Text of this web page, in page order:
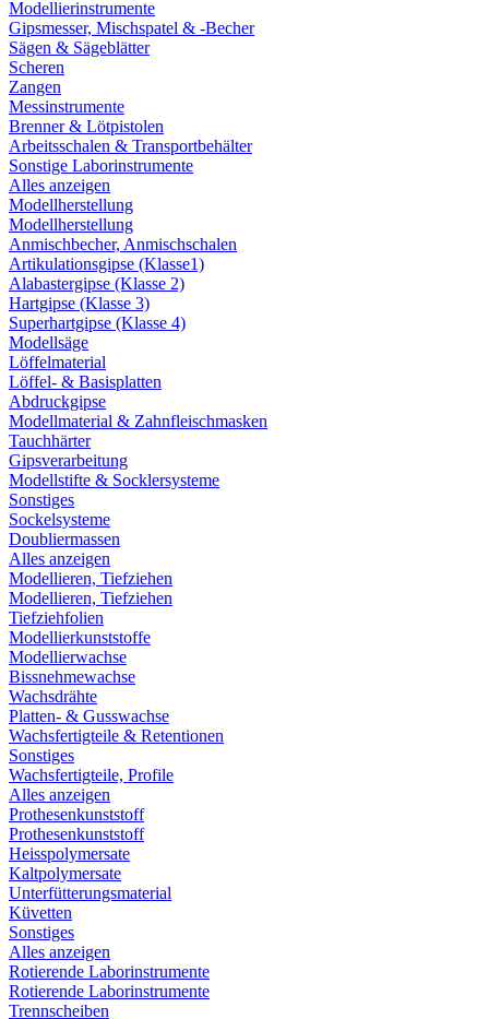
Modellierinstrumente
Gipsmesser, Mischspatel & -Becher
Sägen & Sägeblätter
Scheren
Zangen
Messinstrumente
Brenner & Lötpistolen
Arbeitsschalen & Transportbehälter
Sonstige Laborinstrumente
Alles anzeigen
Modellherstellung
Modellherstellung
Anmischbecher, Anmischschalen
Artikulationsgipse (Klasse1)
Alabastergipse (Klasse 2)
Hartgipse (Klasse 3)
Superhartgipse (Klasse 4)
Modellsäge
Löffelmaterial
Löffel- & Basisplatten
Abdruckgipse
Modellmaterial & Zahnfleischmasken
Tauchhärter
Gipsverarbeitung
Modellstifte & Socklersysteme
Sonstiges
Sockelsysteme
Doubliermassen
Alles anzeigen
Modellieren, Tiefziehen
Modellieren, Tiefziehen
Tiefziehfolien
Modellierkunststoffe
Modellierwachse
Bissnehmewachse
Wachsdrähte
Platten- & Gusswachse
Wachsfertigteile & Retentionen
Sonstiges
Wachsfertigteile, Profile
Alles anzeigen
Prothesenkunststoff
Prothesenkunststoff
Heisspolymersate
Kaltpolymersate
Unterfütterungsmaterial
Küvetten
Sonstiges
Alles anzeigen
Rotierende Laborinstrumente
Rotierende Laborinstrumente
Trennscheiben